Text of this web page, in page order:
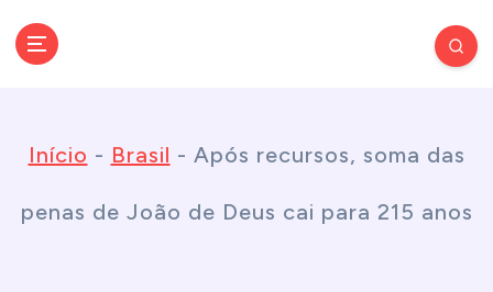
Início - Brasil - Após recursos, soma das
penas de João de Deus cai para 215 anos